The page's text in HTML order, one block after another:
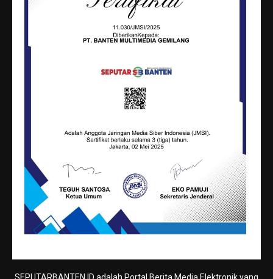
SEPUTARBANTEN.ID adalah Portal Berita Media Elektronik yang